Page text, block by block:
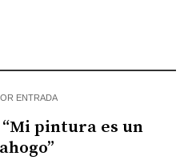
ENTRADA
pintura es un